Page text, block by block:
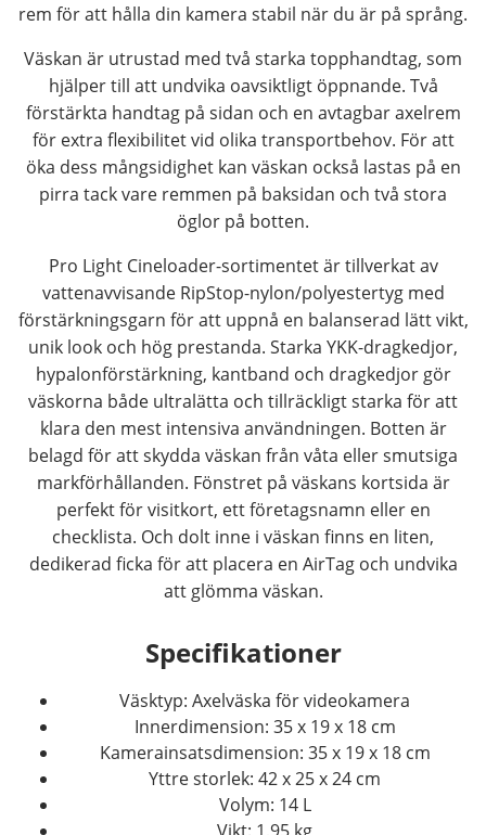
rem för att hålla din kamera stabil när du är på språng.
Väskan är utrustad med två starka topphandtag, som
hjälper till att undvika oavsiktligt öppnande. Två
förstärkta handtag på sidan och en avtagbar axelrem
för extra flexibilitet vid olika transportbehov. För att
öka dess mångsidighet kan väskan också lastas på en
pirra tack vare remmen på baksidan och två stora
öglor på botten.
Pro Light Cineloader-sortimentet är tillverkat av
vattenavvisande RipStop-nylon/polyestertyg med
förstärkningsgarn för att uppnå en balanserad lätt vikt,
unik look och hög prestanda. Starka YKK-dragkedjor,
hypalonförstärkning, kantband och dragkedjor gör
väskorna både ultralätta och tillräckligt starka för att
klara den mest intensiva användningen. Botten är
belagd för att skydda väskan från våta eller smutsiga
markförhållanden. Fönstret på väskans kortsida är
perfekt för visitkort, ett företagsnamn eller en
checklista. Och dolt inne i väskan finns en liten,
dedikerad ficka för att placera en AirTag och undvika
att glömma väskan.
Specifikationer
Väsktyp: Axelväska för videokamera
Innerdimension: 35 x 19 x 18 cm
Kamerainsatsdimension: 35 x 19 x 18 cm
Yttre storlek: 42 x 25 x 24 cm
Volym: 14 L